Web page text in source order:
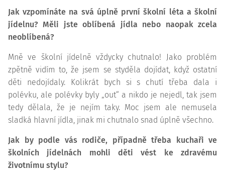
Jak vzpomínáte na svá úplně první školní léta a školní
jídelnu? Měli jste oblíbená jídla nebo naopak zcela
neoblíbená?
Mně ve školní jídelně vždycky chutnalo! Jako problém
zpětně vidím to, že jsem se styděla dojídat, když ostatní
děti nedojídaly. Kolikrát bych si s chutí třeba dala i
polévku, ale polévky byly „out“ a nikdo je nejedl, tak jsem
tedy dělala, že je nejím taky. Moc jsem ale nemusela
sladká hlavní jídla, jinak mi chutnalo snad úplně všechno.
Jak by podle vás rodiče, případně třeba kuchaři ve
školních jídelnách mohli děti vést ke zdravému
životnímu stylu?